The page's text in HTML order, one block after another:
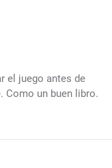
el juego antes de
Como un buen libro.